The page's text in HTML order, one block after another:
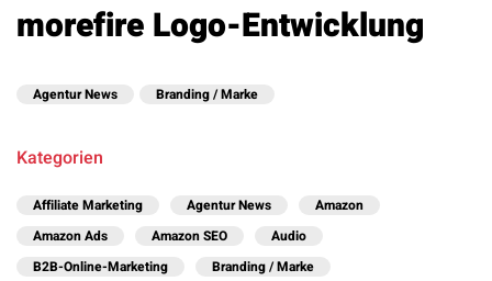
morefire Logo-Entwicklung
Agentur News Branding / Marke
Kategorien
Affiliate Marketing Agentur News
Amazon
Amazon Ads
Amazon SEO
Audio
B2B-Online-Marketing
Branding / Marke